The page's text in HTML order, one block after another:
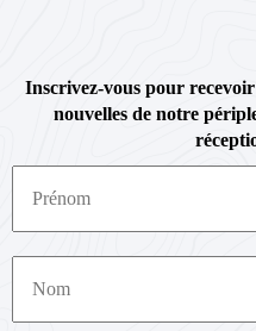
Inscrivez-vous pour
nouvelles de notre